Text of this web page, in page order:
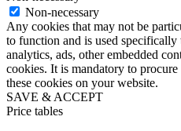
Non-necessary
Any cookies that may not be
to function and is used specifically
analytics, ads, other embedded
cookies. It is mandatory to
these cookies on your website.
SAVE & ACCEPT
Price tables